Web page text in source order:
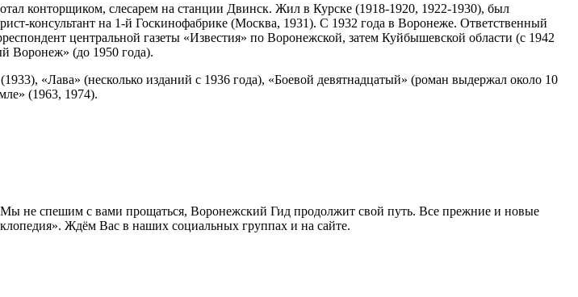
конторщиком, слесарем на станции Двинск. Жил в Курске (1918-1920, 1922-1930), был
консультант на 1-й Госкинофабрике (Москва, 1931). С 1932 года в Воронеже. Ответственный
центральной газеты «Известия» по Воронежской, затем Куйбышевской области (с 1942
Воронеж» (до 1950 года).
«Лава» (несколько изданий с 1936 года), «Боевой девятнадцатый» (роман выдержал около 10
(1963, 1974).
не спешим с вами прощаться, Воронежский Гид продолжит свой путь. Все прежние и новые
Ждём Вас в наших социальных группах и на сайте.